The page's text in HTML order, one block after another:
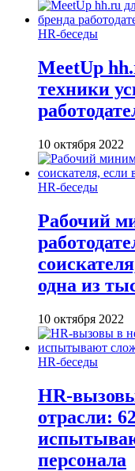
HR-беседы
MeetUp
техники
10 октября 2022
HR-беседы
Рабочий
одна из
10 октября 2022
HR-беседы
HR-
отрасли:
персонала